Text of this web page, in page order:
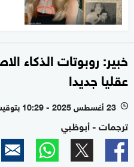
خبير: روبوتات الذكاء
عقليا جديدا
l 23 أغسطس 2025 - 10:29 بتوقيت أبوظبي
ترجمات - أبوظبي